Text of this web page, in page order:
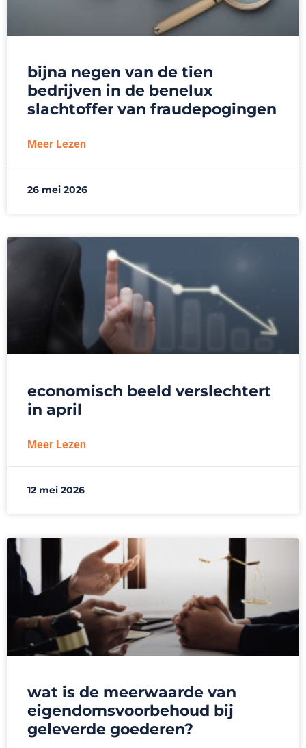
bijna negen van de tien
bedrijven in de benelux
slachtoffer van fraudepogingen
Meer Lezen
26 mei 2026
economisch beeld verslechtert
in april
Meer Lezen
12 mei 2026
wat is de meerwaarde van
eigendomsvoorbehoud bij
geleverde goederen?